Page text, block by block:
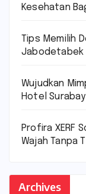
Kesehatan
Tips Memilih
Jabodetabek
Wujudkan
Hotel
Profira XERF
Wajah Tanpa
Archives